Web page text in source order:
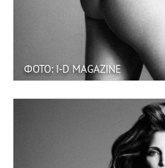
ФОТО: I-D MAGAZINE